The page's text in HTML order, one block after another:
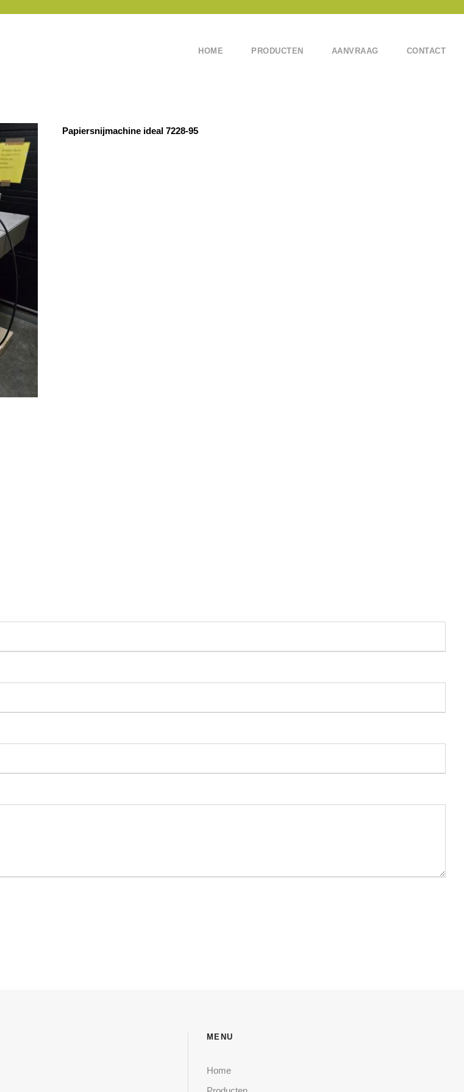
HOME PRODUCTEN AANVRAAG CONTACT
Papiersnijmachine ideal 7228-95
MENU
Home